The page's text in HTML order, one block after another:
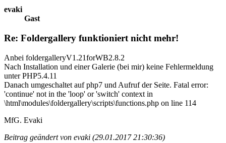
evaki
Gast
Re: Foldergallery funktioniert nicht mehr!
Anbei foldergalleryV1.21forWB2.8.2
Nach Installation und einer Galerie (bei mir) keine Fehlermeldung
unter PHP5.4.11
Danach umgeschaltet auf php7 und Aufruf der Seite. Fatal error:
'continue' not in the 'loop' or 'switch' context in
\html\modules\foldergallery\scripts\functions.php on line 114
MfG. Evaki
Beitrag geändert von evaki (29.01.2017 21:30:36)